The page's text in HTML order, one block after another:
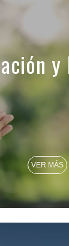
VER MÁS